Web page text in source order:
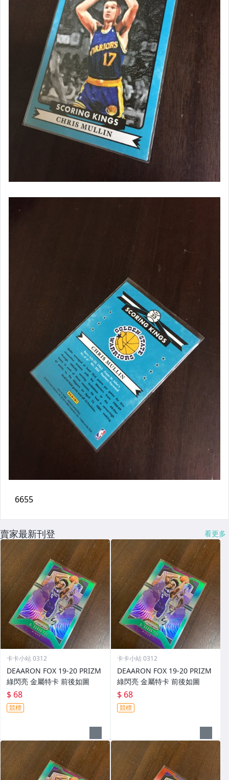
賣家最新刊登 看更多
卡卡小站 0312
DEAARON FOX 19-20 PRIZM
綠閃亮 金屬特卡 前後如圖
$ 68
競標
卡卡小站 0312
DEAARON FOX 19-20 PRIZM
綠閃亮 金屬特卡 前後如圖
$ 68
競標